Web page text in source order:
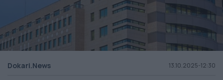
Dokari.News 13.10.2025-12:30